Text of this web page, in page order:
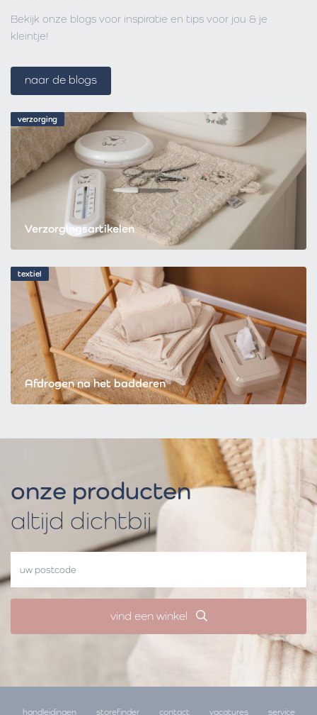
verzorging
Verzorgingsartikelen
textiel
Afdrogen na het badderen
Bekijk onze blogs voor inspiratie en tips voor jou & je
kleintje!
naar de blogs
onze producten
altijd dichtbij
vind een winkel
handleidingen storefinder contact vacatures service